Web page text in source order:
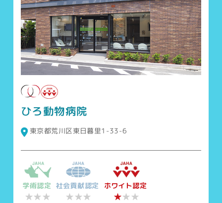
ひろ動物病院
東京都荒川区東日暮里1-33-6
学術認定
★★★
社会貢献認定
★★★
ホワイト認定
★★★